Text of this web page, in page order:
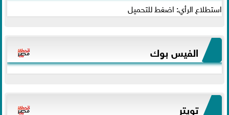
استطلاع الرأي: اضغط للتحميل
الفيس بوك
تويتر